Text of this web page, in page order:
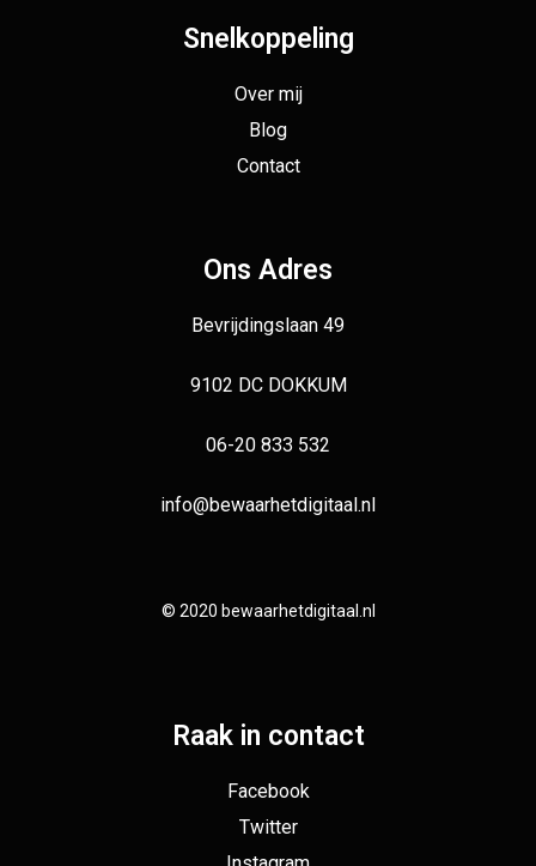
Snelkoppeling
Over mij
Blog
Contact
Ons Adres
Bevrijdingslaan 49
9102 DC DOKKUM
06-20 833 532
info@bewaarhetdigitaal.nl
© 2020 bewaarhetdigitaal.nl
Raak in contact
Facebook
Twitter